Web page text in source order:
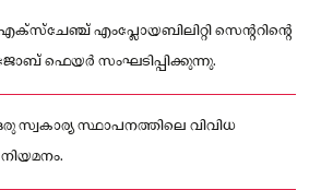
എക്‌സ്‌ചേഞ്ച് എംപ്ലോയബിലിറ്റി സെന്ററിൻ്റെ
ജോബ് ഫെയർ സംഘടിപ്പിക്കുന്നു.
സ്വകാര്യ സ്ഥാപനത്തിലെ വിവിധ